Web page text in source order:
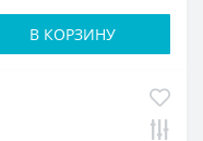
В КОРЗИНУ